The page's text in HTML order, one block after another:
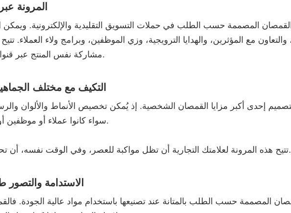
المرونة
المصممة حسب الطلب في حملات التسويق التقليدية والإلكترونية.
والتعاون مع المؤثرين، والهدايا الترويجية، وزي الموظفين، وبرامج ولاء العملاء.
مشاركة نفس المنتج عبر قنوات مختلفة دون تكاليف إضافية.
التكيف مع مختلف
إحدى أكبر مزايا القمصان الشخصية. إذ يُمكن تخصيص الأنماط والألوان
سواء كانوا عملاء أو موظفين أو شركاء أو ضيوفاً في المناسبة.
تتيح هذه المرونة لعلامتك التجارية أن تظل مواكبة للعصر، وفي الوقت نفسه، أن تحقق هوية علامة تجارية متسقة.
الاستدامة والتصور
المصممة حسب الطلب بالمتانة عند تصنيعها باستخدام مواد عالية الجودة.